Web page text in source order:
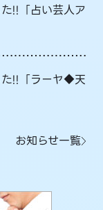
!!「占い芸人ア
た!!「ラーヤ◆天
お知らせ一覧